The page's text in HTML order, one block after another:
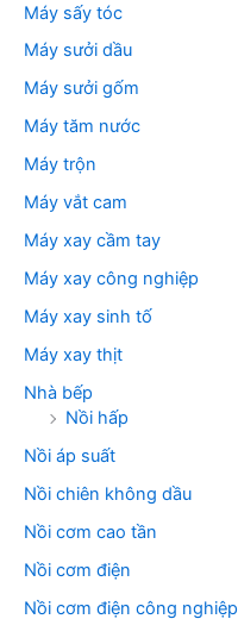
Máy sấy tóc
Máy sưởi dầu
Máy sưởi gốm
Máy tăm nước
Máy trộn
Máy vắt cam
Máy xay cầm tay
Máy xay công nghiệp
Máy xay sinh tố
Máy xay thịt
Nhà bếp
Nồi hấp
Nồi áp suất
Nồi chiên không dầu
Nồi cơm cao tần
Nồi cơm điện
Nồi cơm điện công nghiệp